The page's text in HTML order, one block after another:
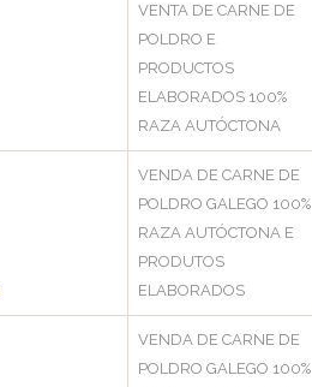
VENTA DE CARNE DE
POLDRO E
PRODUCTOS
ELABORADOS 100%
RAZA AUTÓCTONA
VENDA DE CARNE DE
POLDRO GALEGO 100%
RAZA AUTÓCTONA E
PRODUTOS
ELABORADOS
VENDA DE CARNE DE
POLDRO GALEGO 100%